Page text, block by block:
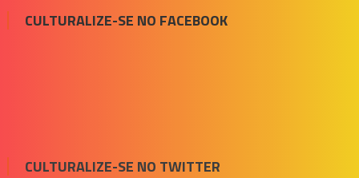
CULTURALIZE-SE NO FACEBOOK
CULTURALIZE-SE NO TWITTER